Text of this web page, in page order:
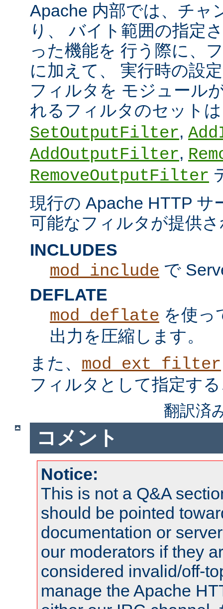
Apache 内部では、チャ
り、 バイト範囲の指定
った機能を 行う際に、
に加えて、 実行時の設
フィルタを モジュール
れるフィルタのセット
SetOutputFilter,
AddOutputFilter,
RemoveOutputFilter
現行の Apache HTTP サ
可能なフィルタが提供
INCLUDES
mod_include で
DEFLATE
mod_deflate を使っ
出力を圧縮します。
また、 mod_ext_filter
フィルタとして指定す
翻訳済
コメント
Notice:
This is not a Q&A
should be pointed
documentation or
our moderators if they
considered invalid/off-
manage the Apache